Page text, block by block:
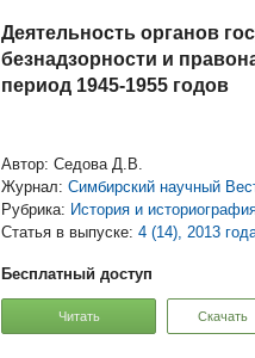
Деятельность органов
безнадзорности и
период 1945-1955 годов
Автор: Седова Д.В.
Журнал: Симбирский научный
Рубрика: История и
Статья в выпуске: 4 (14), 2013
Бесплатный доступ
Читать Скачать